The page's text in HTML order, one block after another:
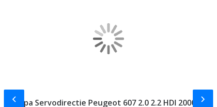
Pompa Servodirectie Peugeot 607 2.0 2.2 HDI 2000 -
Slide-ul anterior